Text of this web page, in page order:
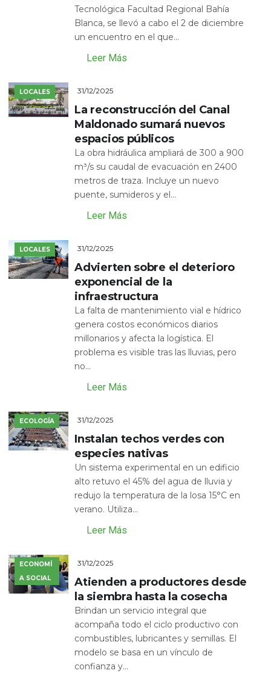
Tecnológica Facultad Regional Bahía
Blanca, se llevó a cabo el 2 de diciembre
un encuentro en el que...
Leer Más
LOCALES 31/12/2025
La reconstrucción del Canal
Maldonado sumará nuevos
espacios públicos
La obra hidráulica ampliará de 300 a 900
m³/s su caudal de evacuación en 2400
metros de traza. Incluye un nuevo
puente, sumideros y el...
Leer Más
LOCALES 31/12/2025
Advierten sobre el deterioro
exponencial de la
infraestructura
La falta de mantenimiento vial e hídrico
genera costos económicos diarios
millonarios y afecta la logística. El
problema es visible tras las lluvias, pero
no...
Leer Más
ECOLOGÍA 31/12/2025
Instalan techos verdes con
especies nativas
Un sistema experimental en un edificio
alto retuvo el 45% del agua de lluvia y
redujo la temperatura de la losa 15°C en
verano. Utiliza...
Leer Más
ECONOMÍ
A SOCIAL
31/12/2025
Atienden a productores desde
la siembra hasta la cosecha
Brindan un servicio integral que
acompaña todo el ciclo productivo con
combustibles, lubricantes y semillas. El
modelo se basa en un vínculo de
confianza y...